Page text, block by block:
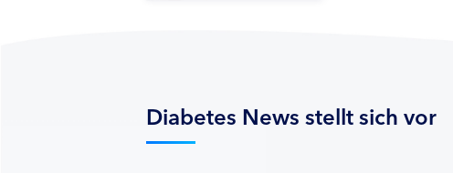
Diabetes News stellt sich vor